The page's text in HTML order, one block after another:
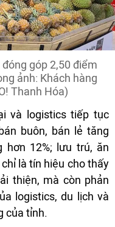
góp 2,50 điểm
ảnh: Khách hàng
Thanh Hóa)
và logistics tiếp tục
buôn, bán lẻ tăng
hơn 12%; lưu trú, ăn
là tín hiệu cho thấy
thiện, mà còn phản
logistics, du lịch và
của tỉnh.